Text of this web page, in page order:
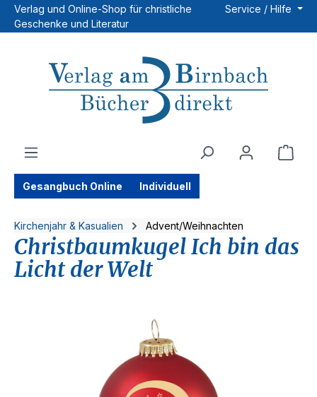
Zum Hauptinhalt springen
Verlag und Online-Shop für christliche
Geschenke und Literatur
Service / Hilfe
Gesangbuch Online Individuell
Kirchenjahr & Kasualien Advent/Weihnachten
Christbaumkugel Ich bin das
Licht der Welt